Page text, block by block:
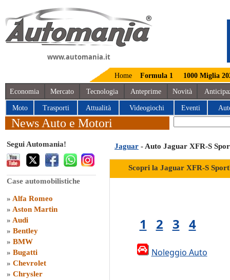
www.automania.it
Home Formula 1 1000 Miglia
Economia Mercato Tecnologia Anteprime Novità
Moto Trasporti Attualità Videogiochi Eventi
News Auto e Motori
Segui Automania!
Case automobilistiche
» Alfa Romeo
» Aston Martin
» Audi
» Bentley
» BMW
» Bugatti
» Chevrolet
» Chrysler
Jaguar - Auto Jaguar XFR-S
Scopri la Jaguar XFR-S
1 2 3 4
Noleggio Auto